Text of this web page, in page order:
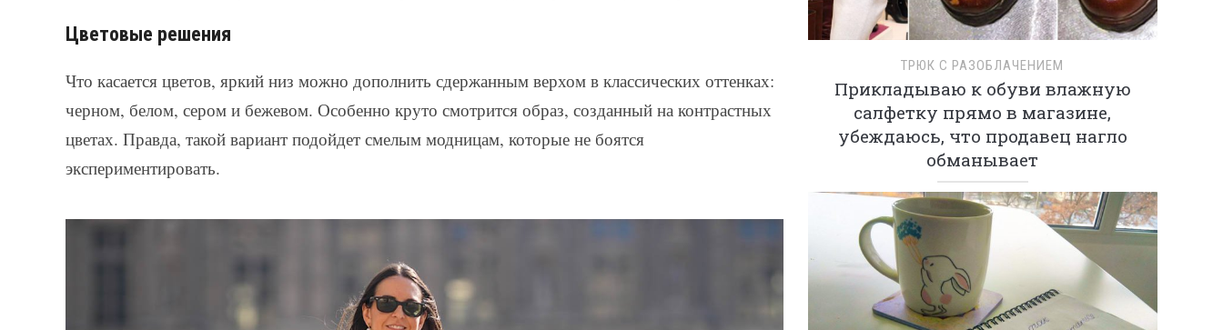
Цветовые решения
Что касается цветов, яркий низ можно дополнить сдержанным верхом в классических оттенках:
черном, белом, сером и бежевом. Особенно круто смотрится образ, созданный на контрастных
цветах. Правда, такой вариант подойдет смелым модницам, которые не боятся
экспериментировать.
ТРЮК С РАЗОБЛАЧЕНИЕМ
Прикладываю к обуви влажную
салфетку прямо в магазине,
убеждаюсь, что продавец нагло
обманывает